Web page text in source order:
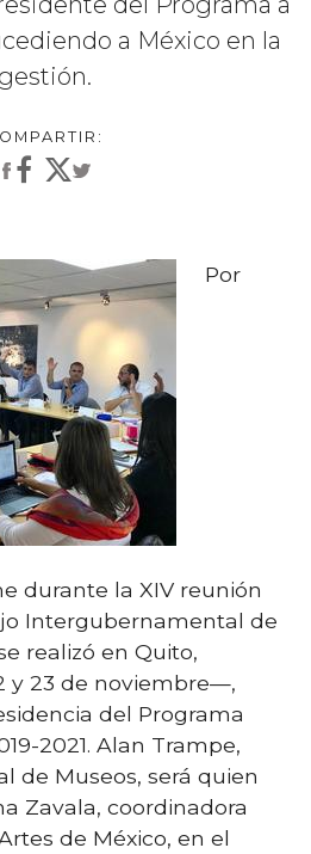
a México en la
gestión.
Por
durante la XIV reunión
Intergubernamental de
realizó en Quito,
y 23 de noviembre—,
del Programa
2021. Alan Trampe,
de Museos, será quien
Zavala, coordinadora
de México, en el